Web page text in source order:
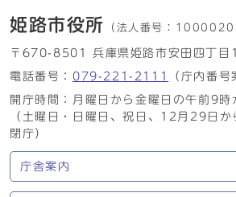
姫路市役所 （法人番号：
〒670-8501 兵庫県姫路市安田四丁目
電話番号： 079-221-2111
（庁内番号
開庁時間：月曜日から金曜日の午前9時
（土曜日・日曜日、祝日、12月29日
閉庁）
庁舎案内